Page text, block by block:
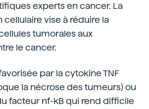
experts en cancer. La
vise à réduire la
tumorales aux
le cancer.
par la cytokine TNF
la nécrose des tumeurs) ou
facteur nf-kB qui rend difficile